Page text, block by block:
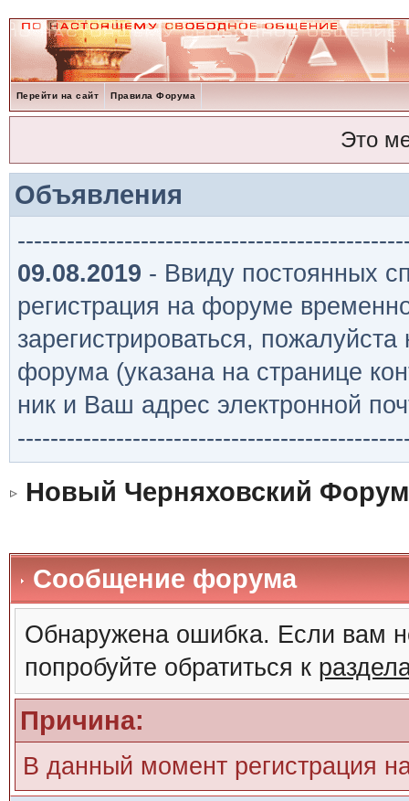
Перейти на сайт Правила Форума
Это
Объявления
09.08.2019 - Ввиду постоянных
регистрация на форуме
зарегистрироваться,
форума (указана на странице
ник и Ваш адрес электронной
Новый Черняховский Форум
Сообщение форума
Обнаружена ошибка. Если вам
попробуйте обратиться к
Причина:
В данный момент регистрация